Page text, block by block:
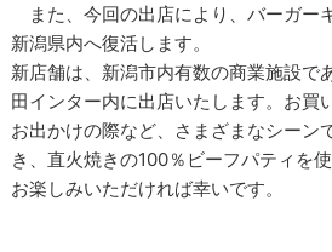
また、今回の出店により、バーガー
新潟県内へ復活します。
新店舗は、新潟市内有数の商業施設で
田インター内に出店いたします。お買
お出かけの際など、さまざまなシーン
き、直火焼きの100％ビーフパティを
お楽しみいただければ幸いです。